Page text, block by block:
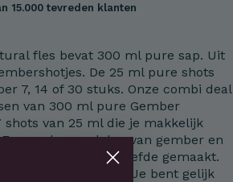
15.000 tevreden klanten
fles bevat 300 ml pure sap. Uit
De 25 ml pure shots
7, 14 of 30 stuks. Onze combi deal
van 300 ml pure Gember
shots van 25 ml die je makkelijk
de voordelen van gember en
Met liefde gemaakt.
moment van de dag. Je bent gelijk